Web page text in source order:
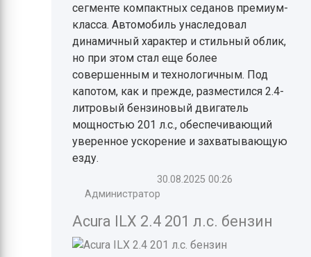
сегменте компактных седанов премиум-
класса. Автомобиль унаследовал
динамичный характер и стильный облик,
но при этом стал еще более
совершенным и технологичным. Под
капотом, как и прежде, разместился 2.4-
литровый бензиновый двигатель
мощностью 201 л.с., обеспечивающий
уверенное ускорение и захватывающую
езду.
30.08.2025 00:26
Администратор
Acura ILX 2.4 201 л.с. бензин